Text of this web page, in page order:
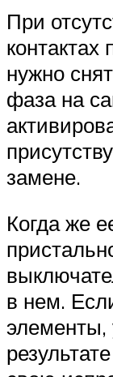
При
контактах
нужно
фаза на
замене.
Когда же
в нем.
элементы,